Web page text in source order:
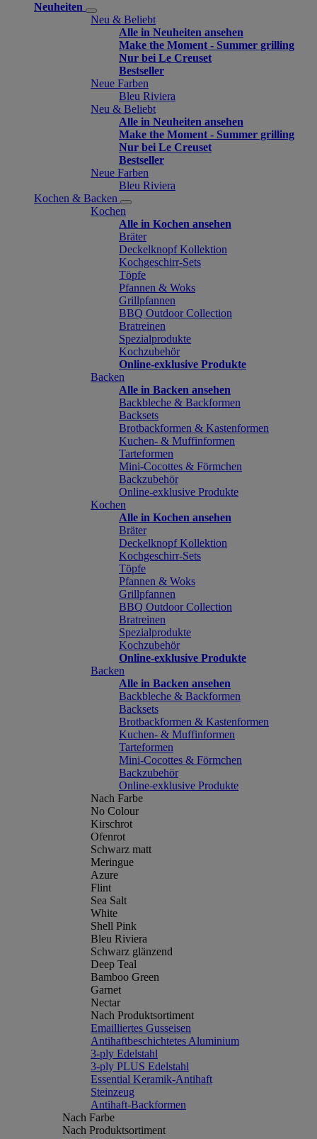
Neuheiten
Neu & Beliebt
Alle in Neuheiten ansehen
Make the Moment - Summer grilling
Nur bei Le Creuset
Bestseller
Neue Farben
Bleu Riviera
Neu & Beliebt
Alle in Neuheiten ansehen
Make the Moment - Summer grilling
Nur bei Le Creuset
Bestseller
Neue Farben
Bleu Riviera
Kochen & Backen
Kochen
Alle in Kochen ansehen
Bräter
Deckelknopf Kollektion
Kochgeschirr-Sets
Töpfe
Pfannen & Woks
Grillpfannen
BBQ Outdoor Collection
Bratreinen
Spezialprodukte
Kochzubehör
Online-exklusive Produkte
Backen
Alle in Backen ansehen
Backbleche & Backformen
Backsets
Brotbackformen & Kastenformen
Kuchen- & Muffinformen
Tarteformen
Mini-Cocottes & Förmchen
Backzubehör
Online-exklusive Produkte
Kochen
Alle in Kochen ansehen
Bräter
Deckelknopf Kollektion
Kochgeschirr-Sets
Töpfe
Pfannen & Woks
Grillpfannen
BBQ Outdoor Collection
Bratreinen
Spezialprodukte
Kochzubehör
Online-exklusive Produkte
Backen
Alle in Backen ansehen
Backbleche & Backformen
Backsets
Brotbackformen & Kastenformen
Kuchen- & Muffinformen
Tarteformen
Mini-Cocottes & Förmchen
Backzubehör
Online-exklusive Produkte
Nach Farbe
No Colour
Kirschrot
Ofenrot
Schwarz matt
Meringue
Azure
Flint
Sea Salt
White
Shell Pink
Bleu Riviera
Schwarz glänzend
Deep Teal
Bamboo Green
Garnet
Nectar
Nach Produktsortiment
Emailliertes Gusseisen
Antihaftbeschichtetes Aluminium
3-ply Edelstahl
3-ply PLUS Edelstahl
Essential Keramik-Antihaft
Steinzeug
Antihaft-Backformen
Nach Farbe
Nach Produktsortiment